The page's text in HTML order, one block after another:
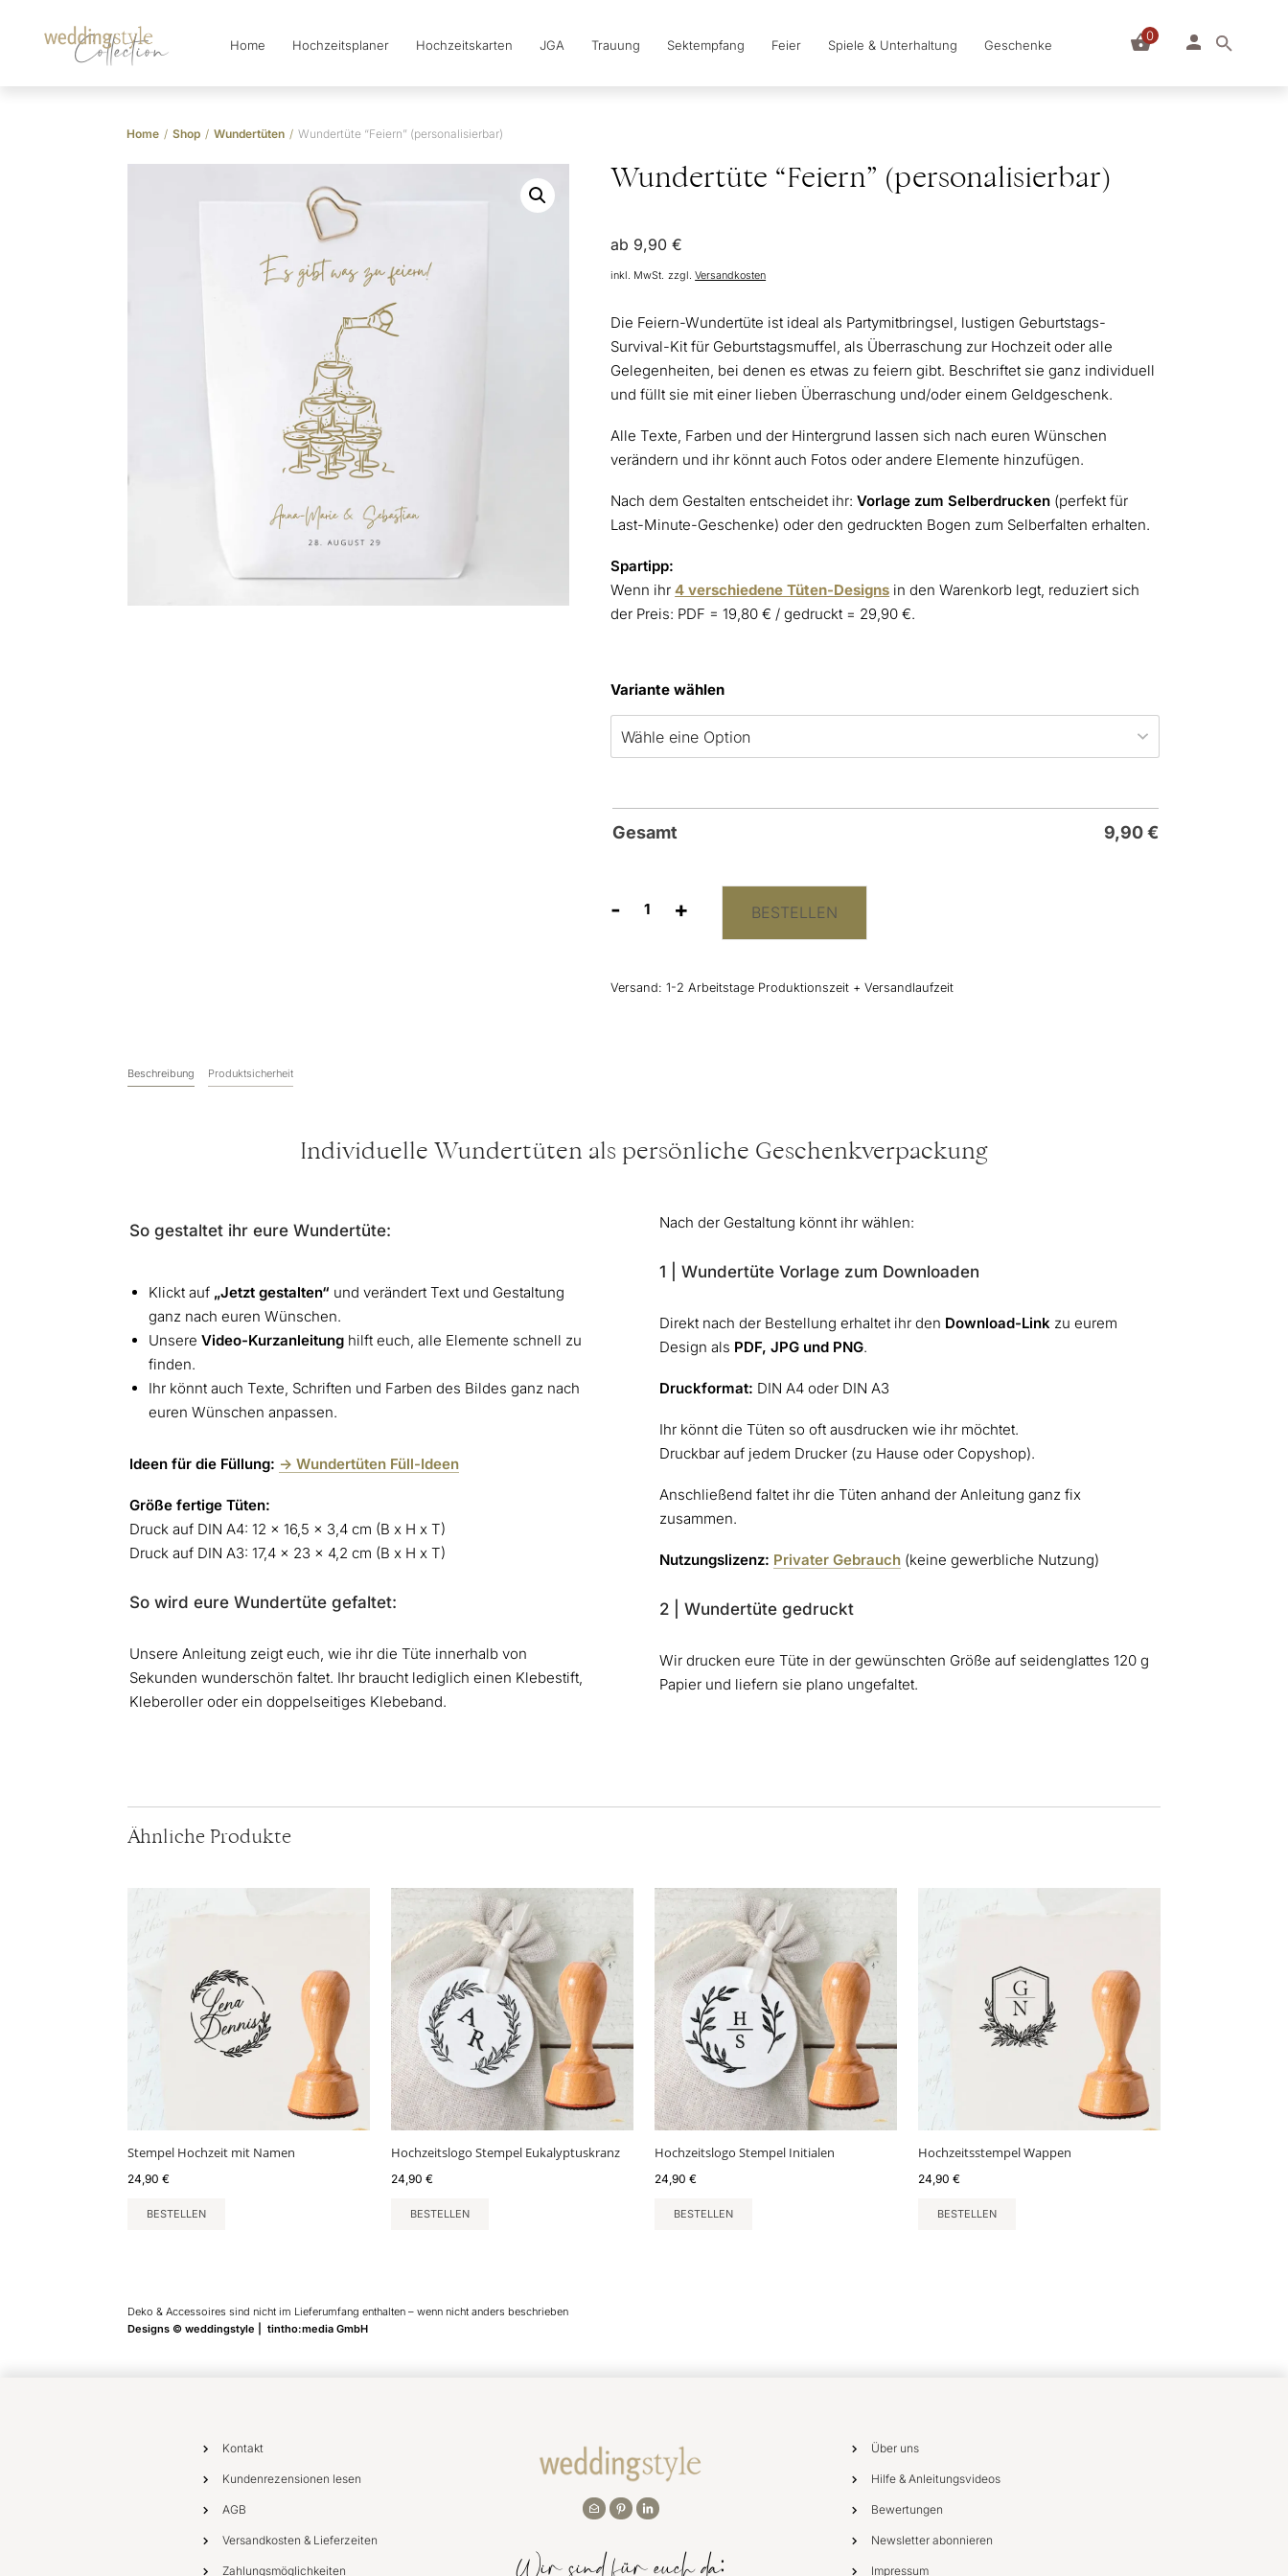
Collection Home Hochzeitsplaner Hochzeitskarten JGA Trauung Sektempfang Feier Spiele & Unterhaltung Geschenke
0
Home / Shop / Wundertüten / Wundertüte “Feiern” (personalisierbar)
Wundertüte “Feiern” (personalisierbar)
ab 9,90€
inkl. MwSt. zzgl.Versandkosten
Die Feiern-Wundertüte ist ideal als Partymitbringsel, lustigen Geburtstags-
Survival-Kit für Geburtstagsmuffel, als Überraschung zur Hochzeit oder alle
Gelegenheiten, bei denen es etwas zu feiern gibt. Beschriftet sie ganz individuell
und füllt sie mit einer lieben Überraschung und/oder einem Geldgeschenk.
Alle Texte, Farben und der Hintergrund lassen sich nach euren Wünschen
verändern und ihr könnt auch Fotos oder andere Elemente hinzufügen.
Nach dem Gestalten entscheidet ihr:Vorlage zum Selberdrucken (perfekt für
Last-Minute-Geschenke) oder den gedruckten Bogen zum Selberfalten erhalten.
Spartipp:
Wenn ihr4 verschiedene Tüten-Designs in den Warenkorb legt, reduziert sich
der Preis: PDF = 19,80 € / gedruckt = 29,90 €.
Variante wählen
Gesamt 9,90€
-
Wundertüte
Menge
+ BESTELLEN
Versand:1-2 Arbeitstage Produktionszeit + Versandlaufzeit
Beschreibung Produktsicherheit
Individuelle Wundertüten als persönliche Geschenkverpackung
So gestaltet ihr eure Wundertüte:
Klickt auf „Jetzt gestalten“ und verändert Text und Gestaltung
ganz nach euren Wünschen.
Unsere Video-Kurzanleitung hilft euch, alle Elemente schnell zu
finden.
Ihr könnt auch Texte, Schriften und Farben des Bildes ganz nach
euren Wünschen anpassen.
Ideen für die Füllung: -> Wundertüten Füll-Ideen
Größe fertige Tüten:
Druck auf DIN A4: 12 x 16,5 x 3,4 cm (B x H x T)
Druck auf DIN A3: 17,4 x 23 x 4,2 cm (B x H x T)
So wird eure Wundertüte gefaltet:
Unsere Anleitung zeigt euch, wie ihr die Tüte innerhalb von
Sekunden wunderschön faltet. Ihr braucht lediglich einen Klebestift,
Kleberoller oder ein doppelseitiges Klebeband.
Nach der Gestaltung könnt ihr wählen:
1 | Wundertüte Vorlage zum Downloaden
Direkt nach der Bestellung erhaltet ihr den Download-Link zu eurem
Design als PDF, JPG und PNG.
Druckformat: DIN A4 oder DIN A3
Ihr könnt die Tüten so oft ausdrucken wie ihr möchtet.
Druckbar auf jedem Drucker (zu Hause oder Copyshop).
Anschließend faltet ihr die Tüten anhand der Anleitung ganz fix
zusammen.
Nutzungslizenz: Privater Gebrauch (keine gewerbliche Nutzung)
2 | Wundertüte gedruckt
Wir drucken eure Tüte in der gewünschten Größe auf seidenglattes 120 g
Papier und liefern sie plano ungefaltet.
Ähnliche Produkte
Stempel Hochzeit mit Namen
24,90 €
BESTELLEN
Hochzeitslogo Stempel Eukalyptuskranz
24,90 €
BESTELLEN
Hochzeitslogo Stempel Initialen
24,90 €
BESTELLEN
Hochzeitsstempel Wappen
24,90 €
BESTELLEN
Deko & Accessoires sind nicht im Lieferumfang enthalten – wenn nicht anders beschrieben
Designs © weddingstyle | tintho:media GmbH
Kontakt
Kundenrezensionen lesen
AGB
Versandkosten & Lieferzeiten
Zahlungsmöglichkeiten Wir sind für euch da:
Über uns
Hilfe & Anleitungsvideos
Bewertungen
Newsletter abonnieren
Impressum